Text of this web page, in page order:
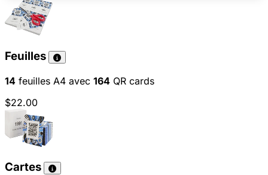
Feuilles
14 feuilles A4 avec 164 QR cards
$22.00
Cartes